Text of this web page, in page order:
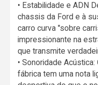
• Estabilidade e ADN
chassis da Ford e à
carro curva "sobre
impressionante na
que transmite
• Sonoridade
fábrica tem uma nota